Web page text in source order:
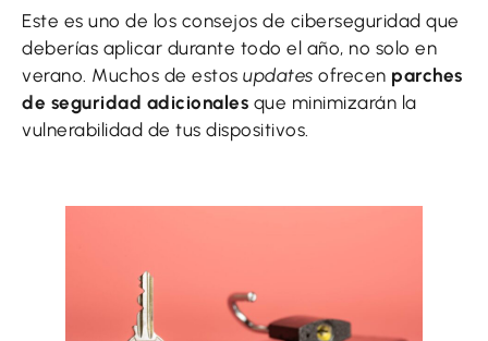
Este es uno de los consejos de ciberseguridad que
deberías aplicar durante todo el año, no solo en
verano. Muchos de estos updates ofrecen parches
de seguridad adicionales que minimizarán la
vulnerabilidad de tus dispositivos.